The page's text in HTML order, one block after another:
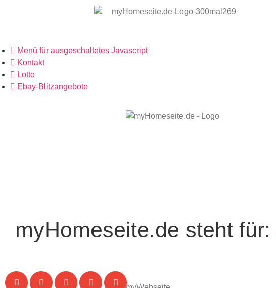
Menü für ausgeschaltetes Javascript
Kontakt
Lotto
Ebay-Blitzangebote
myHomeseite.de steht für: